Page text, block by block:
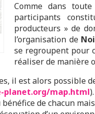
Comme dans
participants
producteurs » de
l’organisation de
se regroupent pour
réaliser de manière
il est alors possible
planet.org/map.html
de chacun